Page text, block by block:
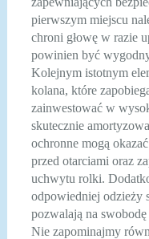
pierwszym miejscu
chroni głowę w razie
powinien być
Kolejnym istotnym
kolana, które
zainwestować w
skutecznie
ochronne mogą
przed otarciami oraz
uchwytu rolki.
odpowiedniej odzieży
pozwalają na
Nie zapominajmy